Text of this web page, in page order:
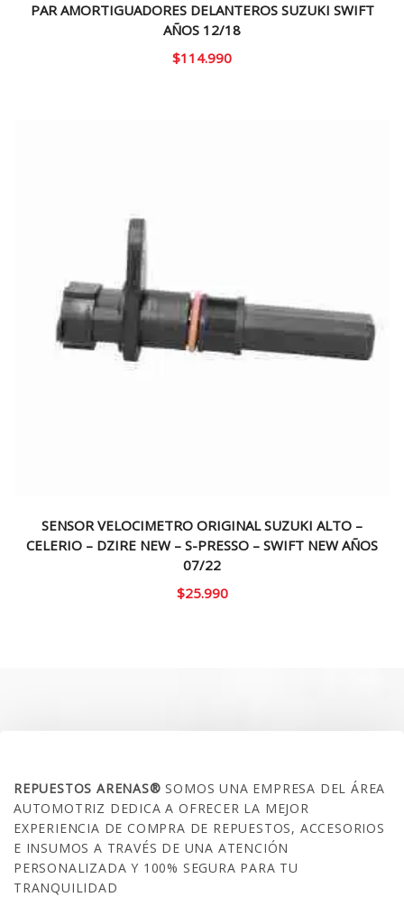
PAR AMORTIGUADORES DELANTEROS SUZUKI SWIFT
AÑOS 12/18
$114.990
SENSOR VELOCIMETRO ORIGINAL SUZUKI ALTO –
CELERIO – DZIRE NEW – S-PRESSO – SWIFT NEW AÑOS
07/22
$25.990
REPUESTOS ARENAS®SOMOS UNA EMPRESA DEL ÁREA
AUTOMOTRIZ DEDICA A OFRECER LA MEJOR
EXPERIENCIA DE COMPRA DE REPUESTOS, ACCESORIOS
E INSUMOS A TRAVÉS DE UNA ATENCIÓN
PERSONALIZADA Y 100% SEGURA PARA TU
TRANQUILIDAD